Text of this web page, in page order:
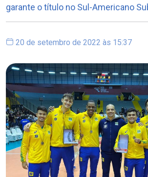
garante o título no Sul-Americano
20 de setembro de 2022 às 15:37